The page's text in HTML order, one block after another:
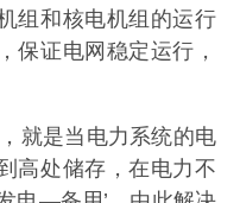
组和核电机组的运行
保证电网稳定运行，
就是当电力系统的电
高处储存，在电力不